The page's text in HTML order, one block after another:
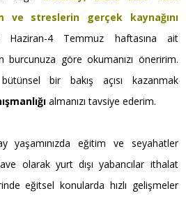
streslerin gerçek kaynağını
4 Temmuz haftasına ait
burcunuza göre okumanızı öneririm.
bir bakış açısı kazanmak
almanızı tavsiye ederim.
yaşamınızda eğitim ve seyahatler
olarak yurt dışı yabancılar ithalat
eğitsel konularda hızlı gelişmeler